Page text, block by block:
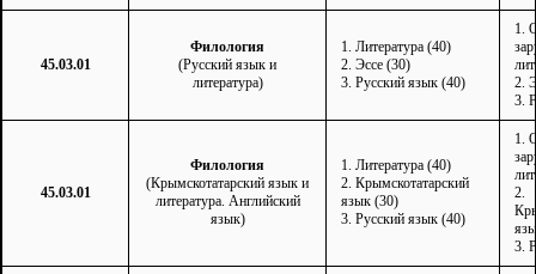
45.03.01
Филология
(Русский язык и
литература)
1. Литература (40)
2. Эссе (30)
3. Русский язык (40)
1.
2.
3.
45.03.01
Филология
(Крымскотатарский язык и
литература. Английский
язык)
1. Литература (40)
2. Крымскотатарский
язык (30)
3. Русский язык (40)
1.
2.
3.